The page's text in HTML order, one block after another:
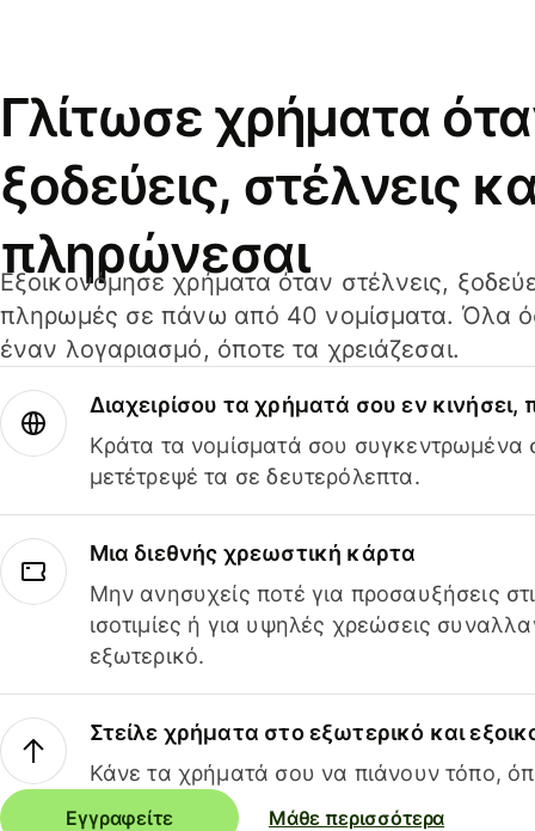
Γλίτωσε χρήματα
ξοδεύεις, στέλνεις
πληρώνεσαι
Εξοικονόμησε χρήματα όταν στέλνεις,
πληρωμές σε πάνω από 40 νομίσματα. Όλα
έναν λογαριασμό, όποτε τα χρειάζεσαι.
Διαχειρίσου τα χρήματά σου εν
Κράτα τα νομίσματά σου συγκεντρωμένα
μετέτρεψέ τα σε δευτερόλεπτα.
Μια διεθνής χρεωστική κάρτα
Μην ανησυχείς ποτέ για προσαυξήσεις
ισοτιμίες ή για υψηλές χρεώσεις
εξωτερικό.
Στείλε χρήματα στο εξωτερικό και
Κάνε τα χρήματά σου να πιάνουν τόπο,
Εγγραφείτε Μάθε περισσότερα